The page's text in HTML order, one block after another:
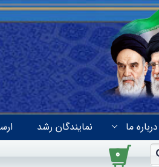
درباره ما نمایندگان رشد
۰